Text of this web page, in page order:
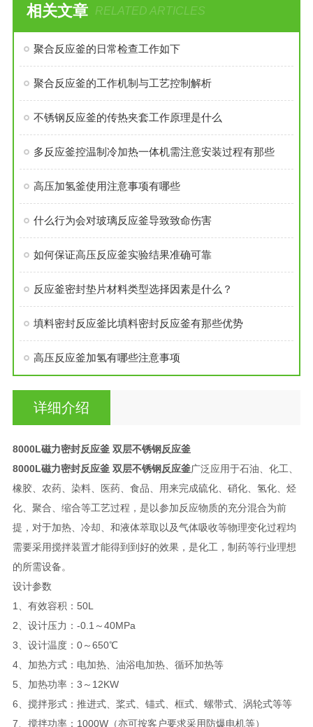
相关文章 RELATED ARTICLES
聚合反应釜的日常检查工作如下
聚合反应釜的工作机制与工艺控制解析
不锈钢反应釜的传热夹套工作原理是什么
多反应釜控温制冷加热一体机需注意安装过程有那些
高压加氢釜使用注意事项有哪些
什么行为会对玻璃反应釜导致致命伤害
如何保证高压反应釜实验结果准确可靠
反应釜密封垫片材料类型选择因素是什么？
填料密封反应釜比填料密封反应釜有那些优势
高压反应釜加氢有哪些注意事项
详细介绍
8000L磁力密封反应釜 双层不锈钢反应釜
8000L磁力密封反应釜 双层不锈钢反应釜广泛应用于石油、化工、
橡胶、农药、染料、医药、食品、用来完成硫化、硝化、氢化、烃
化、聚合、缩合等工艺过程，是以参加反应物质的充分混合为前
提，对于加热、冷却、和液体萃取以及气体吸收等物理变化过程均
需要采用搅拌装置才能得到到好的效果，是化工，制药等行业理想
的所需设备。
设计参数
1、有效容积：50L
2、设计压力：-0.1～40MPa
3、设计温度：0～650℃
4、加热方式：电加热、油浴电加热、循环加热等
5、加热功率：3～12KW
6、搅拌形式：推进式、桨式、锚式、框式、螺带式、涡轮式等等
7、搅拌功率：1000W（亦可按客户要求采用防爆电机等）